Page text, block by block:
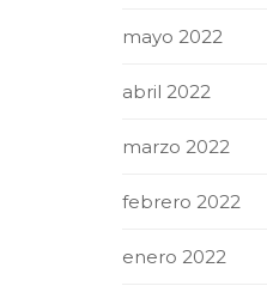
mayo 2022
abril 2022
marzo 2022
febrero 2022
enero 2022